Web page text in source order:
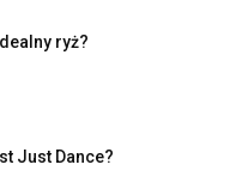
ryż?
Just Dance?